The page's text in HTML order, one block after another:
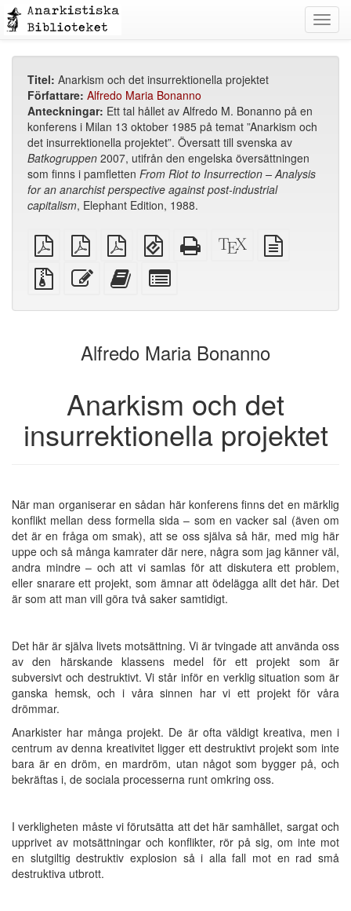
Titel: Anarkism och det insurrektionella projektet
Författare: Alfredo Maria Bonanno
Anteckningar: Ett tal hållet av Alfredo M. Bonanno på en
konferens i Milan 13 oktober 1985 på temat ”Anarkism och
det insurrektionella projektet”. Översatt till svenska av
Batkogruppen 2007, utifrån den engelska översättningen
som finns i pamfletten From Riot to Insurrection – Analysis
for an anarchist perspective against post-industrial
capitalism, Elephant Edition, 1988.
plain
PDF
A4
imposed
PDF
Letter
imposed
PDF
EPUB
(för
mobila
enheter)
Fristående
HTML
XeLaTeX
källa
Källfiler
med
Redigera
denna
Lägg
text
bokskaparen
for
bookbuilder
Alfredo Maria Bonanno
Anarkism och det
insurrektionella projektet
När man organiserar en sådan här konferens finns det en märklig
konflikt mellan dess formella sida – som en vacker sal (även om
det är en fråga om smak), att se oss själva så här, med mig här
uppe och så många kamrater där nere, några som jag känner väl,
andra mindre – och att vi samlas för att diskutera ett problem,
eller snarare ett projekt, som ämnar att ödelägga allt det här. Det
är som att man vill göra två saker samtidigt.
Det här är själva livets motsättning. Vi är tvingade att använda oss
av den härskande klassens medel för ett projekt som är
subversivt och destruktivt. Vi står inför en verklig situation som är
ganska hemsk, och i våra sinnen har vi ett projekt för våra
drömmar.
Anarkister har många projekt. De är ofta väldigt kreativa, men i
centrum av denna kreativitet ligger ett destruktivt projekt som inte
bara är en dröm, en mardröm, utan något som bygger på, och
bekräftas i, de sociala processerna runt omkring oss.
I verkligheten måste vi förutsätta att det här samhället, sargat och
upprivet av motsättningar och konflikter, rör på sig, om inte mot
en slutgiltig destruktiv explosion så i alla fall mot en rad små
destruktiva utbrott.